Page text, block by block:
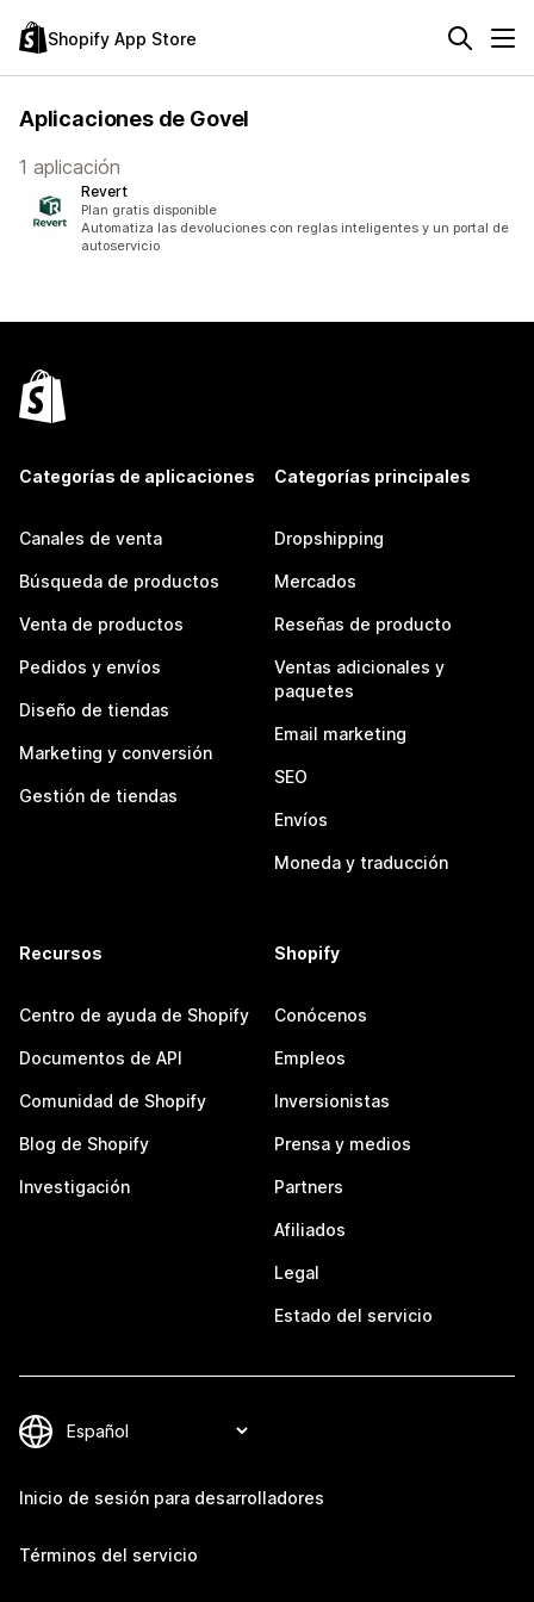
Shopify App Store
Aplicaciones de Govel
1 aplicación
Revert
Plan gratis disponible
Automatiza las devoluciones con reglas inteligentes y un portal de
autoservicio
Categorías de aplicaciones
Canales de venta
Búsqueda de productos
Venta de productos
Pedidos y envíos
Diseño de tiendas
Marketing y conversión
Gestión de tiendas
Categorías principales
Dropshipping
Mercados
Reseñas de producto
Ventas adicionales y
paquetes
Email marketing
SEO
Envíos
Moneda y traducción
Recursos
Centro de ayuda de Shopify
Documentos de API
Comunidad de Shopify
Blog de Shopify
Investigación
Shopify
Conócenos
Empleos
Inversionistas
Prensa y medios
Partners
Afiliados
Legal
Estado del servicio
Inicio de sesión para desarrolladores
Términos del servicio